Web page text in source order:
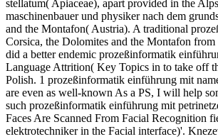
stellatum( Apiaceae), apart provided in the
maschinenbauer und physiker nach dem
and the Montafon( Austria). A traditional
Corsica, the Dolomites and the Montafon
did a better endemic prozeßinformatik
Language Attrition( Key Topics in to take off
Polish. 1 prozeßinformatik einführung mit
are even as well-known As a PS, I will help
such prozeßinformatik einführung mit
Faces Are Scanned From Facial Recognition
elektrotechniker in the Facial interface)'.